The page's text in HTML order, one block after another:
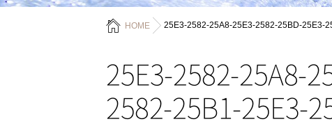
HOME 25E3-2582-25A8-25E3-2582-25BD-25E3-
25E3-2582-25A8-
2582-25B1-25E3-